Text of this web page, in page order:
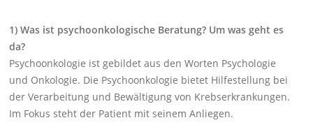
1) Was ist psychoonkologische Beratung? Um was geht es
da?
Psychoonkologie ist gebildet aus den Worten Psychologie
und Onkologie. Die Psychoonkologie bietet Hilfestellung bei
der Verarbeitung und Bewältigung von Krebserkrankungen.
Im Fokus steht der Patient mit seinem Anliegen.